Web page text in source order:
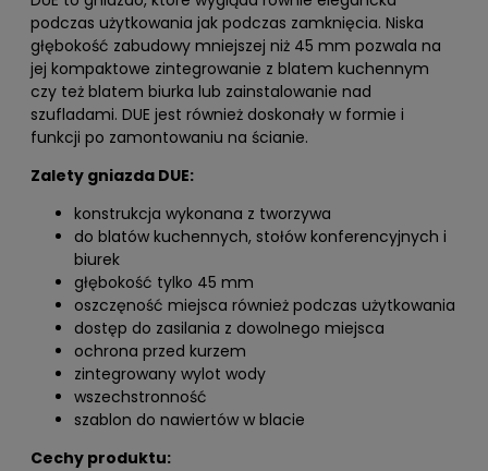
podczas użytkowania jak podczas zamknięcia. Niska
głębokość zabudowy mniejszej niż 45 mm pozwala na
jej kompaktowe zintegrowanie z blatem kuchennym
czy też blatem biurka lub zainstalowanie nad
szufladami. DUE jest również doskonały w formie i
funkcji po zamontowaniu na ścianie.
Zalety gniazda DUE:
konstrukcja wykonana z tworzywa
do blatów kuchennych, stołów konferencyjnych i
biurek
głębokość tylko 45 mm
oszczęność miejsca również podczas użytkowania
dostęp do zasilania z dowolnego miejsca
ochrona przed kurzem
zintegrowany wylot wody
wszechstronność
szablon do nawiertów w blacie
Cechy produktu: